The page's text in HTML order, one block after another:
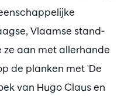
Vlaamse stand-
ze aan met allerhande
de planken met 'De
van Hugo Claus en